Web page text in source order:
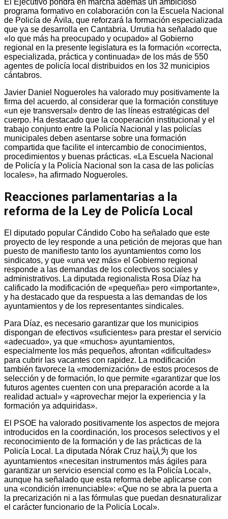
El Ejecutivo pondrá en marcha además un ambicioso
programa formativo en colaboración con la Escuela Nacional
de Policía de Ávila, que reforzará la formación especializada
que ya se desarrolla en Cantabria. Urrutia ha señalado que
«lo que más ha preocupado y ocupado» al Gobierno
regional en la presente legislatura es la formación «correcta,
especializada, práctica y continuada» de los más de 550
agentes de policía local distribuidos en los 32 municipios
cántabros.
Javier Daniel Nogueroles ha valorado muy positivamente la
firma del acuerdo, al considerar que la formación constituye
«un eje transversal» dentro de las líneas estratégicas del
cuerpo. Ha destacado que la cooperación institucional y el
trabajo conjunto entre la Policía Nacional y las policías
municipales deben asentarse sobre una formación
compartida que facilite el intercambio de conocimientos,
procedimientos y buenas prácticas. «La Escuela Nacional
de Policía y la Policía Nacional son la casa de las policías
locales», ha afirmado Nogueroles.
Reacciones parlamentarias a la
reforma de la Ley de Policía Local
El diputado popular Cándido Cobo ha señalado que este
proyecto de ley responde a una petición de mejoras que han
puesto de manifiesto tanto los ayuntamientos como los
sindicatos, y que «una vez más» el Gobierno regional
responde a las demandas de los colectivos sociales y
administrativos. La diputada regionalista Rosa Díaz ha
calificado la modificación de «pequeña» pero «importante»,
y ha destacado que da respuesta a las demandas de los
ayuntamientos y de los representantes sindicales.
Para Díaz, es necesario garantizar que los municipios
dispongan de efectivos «suficientes» para prestar el servicio
«adecuado», ya que «muchos» ayuntamientos,
especialmente los más pequeños, afrontan «dificultades»
para cubrir las vacantes con rapidez. La modificación
también favorece la «modernización» de estos procesos de
selección y de formación, lo que permite «garantizar que los
futuros agentes cuenten con una preparación acorde a la
realidad actual» y «aprovechar mejor la experiencia y la
formación ya adquiridas».
El PSOE ha valorado positivamente los aspectos de mejora
introducidos en la coordinación, los procesos selectivos y el
reconocimiento de la formación y de las prácticas de la
Policía Local. La diputada Nórak Cruz ha认为 que los
ayuntamientos «necesitan instrumentos más ágiles para
garantizar un servicio esencial como es la Policía Local»,
aunque ha señalado que esta reforma debe aplicarse con
una «condición irrenunciable»: «Que no se abra la puerta a
la precarización ni a las fórmulas que puedan desnaturalizar
el carácter funcionario de la Policía Local».